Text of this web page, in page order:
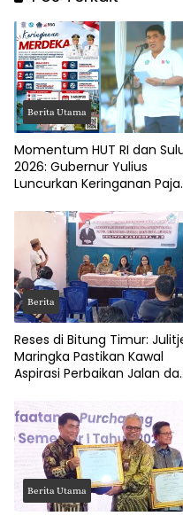
Berita Utama
Momentum HUT RI dan
2026: Gubernur Yulius
Luncurkan Keringanan
Berita
Reses di Bitung Timur:
Maringka Pastikan Kawal
Aspirasi Perbaikan Jalan
Berita Utama